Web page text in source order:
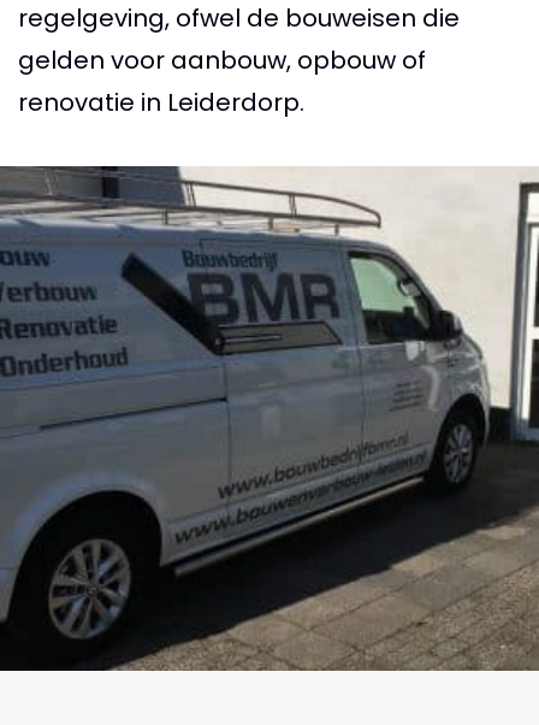
regelgeving, ofwel de bouweisen die
gelden voor aanbouw, opbouw of
renovatie in Leiderdorp.